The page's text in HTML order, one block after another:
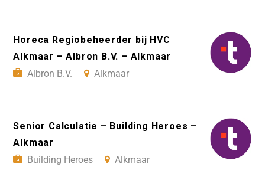
Horeca Regiobeheerder bij HVC
Alkmaar – Albron B.V. – Alkmaar
Albron B.V.
Alkmaar
Senior Calculatie – Building Heroes –
Alkmaar
Building Heroes
Alkmaar